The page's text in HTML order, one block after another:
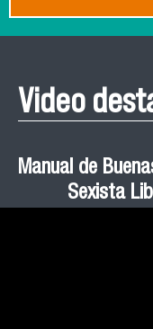
Video
Manual de
Sexista
Roberto Vera
e
Jornadas
Ceremonia de
Pública cohortes
Esteban Aedo:
tiene directa